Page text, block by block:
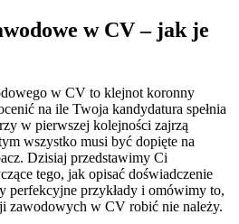
w CV – jak je
w CV to klejnot koronny
na ile Twoja kandydatura spełnia
w pierwszej kolejności zajrzą
wszystko musi być dopięte na
Dzisiaj przedstawimy Ci
tego, jak opisać doświadczenie
perfekcyjne przykłady i omówimy to,
zawodowych w CV robić nie należy.